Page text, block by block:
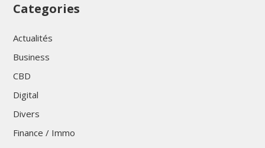
Categories
Actualités
Business
CBD
Digital
Divers
Finance / Immo